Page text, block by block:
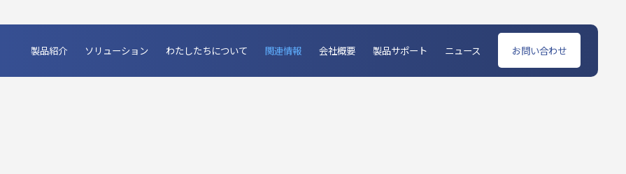
製品紹介 ソリューション わたしたちについて 関連情報 会社概要 製品サポート ニュース お問い合わせ